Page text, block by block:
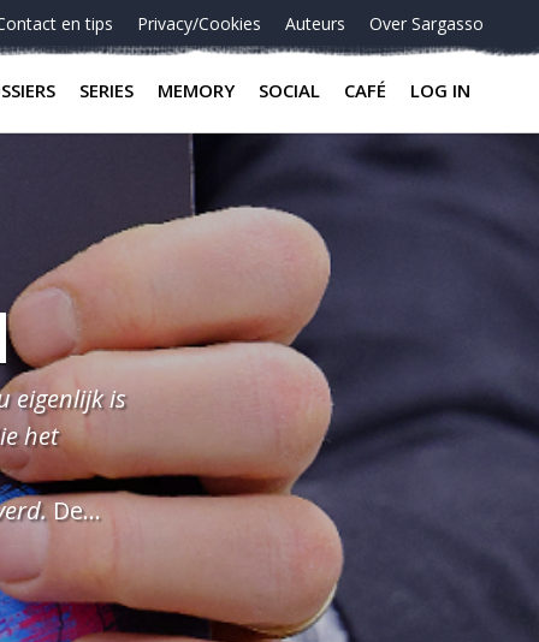
en tips Privacy/Cookies Auteurs Over Sargasso
SERIES MEMORY SOCIAL CAFÉ LOG IN
eigenlijk is
het
De
in
en
wet te